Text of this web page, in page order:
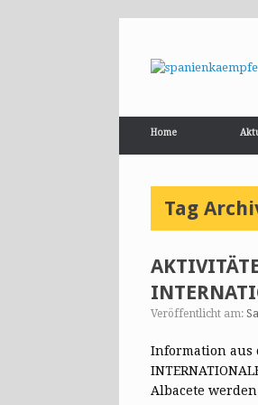
Home
Tag
Veröffentlicht am:
Information aus
Albacete